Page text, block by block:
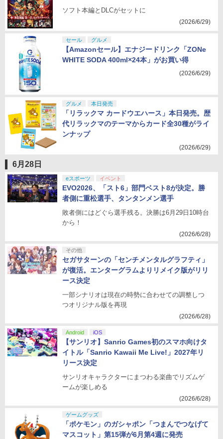
ソフト本編とDLCがセットに
(2026/6/29)
セール グルメ
【Amazonセール】エナジードリンク「ZONe
WHITE SODA 400ml×24本」がお買い得
(2026/6/29)
グルメ 本日発売
「リラックマ カードウエハース」本日発売。歴
代リラックマのテーマからカード全30種がライ
ンナップ
(2026/6/29)
6月28日
eスポーツ イベント
EVO2026、「スト6」部門ベスト8が決定。勝
者側に重松選手、タンタンメン選手
敗者側にはどぐら選手残る。決勝は6月29日10時台
から！
(2026/6/28)
その他
セガサターンの「センチメンタルグラフティ」
が復活。エンターグラムよりリメイク版がリリ
ース決定
一部シナリオは現在の時勢に合わせての調整しつ
つオリジナル版を再現
(2026/6/28)
Android iOS
【サンリオ】Sanrio Games初のスマホ向けタ
イトル「Sanrio Kawaii Me Live!」2027年リ
リース決定
サンリオキャラクターにまつわる楽曲でリズムゲ
ームが楽しめる
(2026/6/28)
ゲームグッズ
「ポケモン」のガシャポン「つまんでつなげて
マスコット」第15弾が6月第4週に発売